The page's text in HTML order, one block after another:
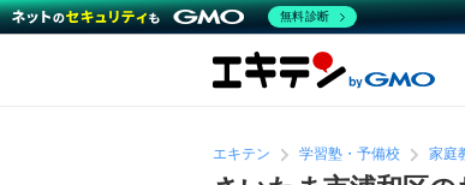
エキテン 学習塾・予備校 家庭
無料診断